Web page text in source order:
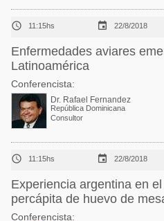
 11:15hs  22/8/2018
Enfermedades aviares
Latinoamérica
Conferencista:
Dr. Rafael Fernandez
República Dominicana
Consultor
 11:15hs  22/8/2018
Experiencia argentina en
percápita de huevo de
Conferencista: